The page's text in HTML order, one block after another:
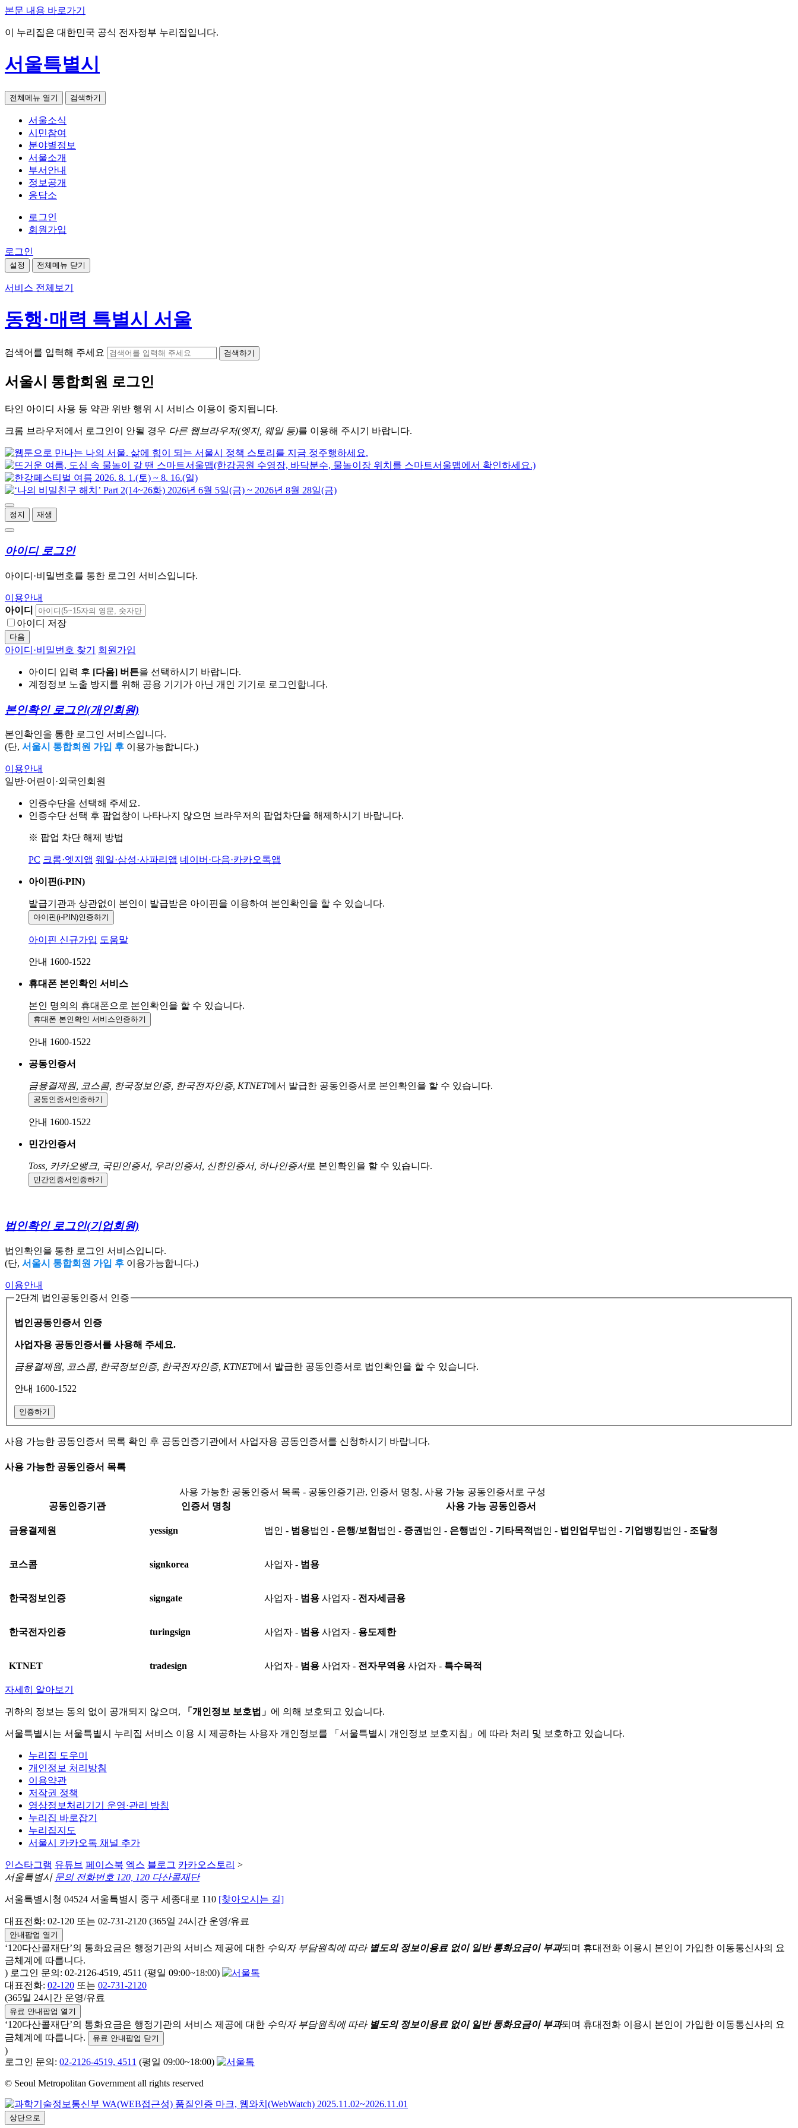
본문 내용 바로가기
이 누리집은 대한민국 공식 전자정부 누리집입니다.
서울특별시
전체메뉴 열기 검색하기
서울소식
시민참여
분야별정보
서울소개
부서안내
정보공개
응답소
로그인
회원가입
로그인
설정 전체메뉴 닫기
서비스 전체보기
동행·매력 특별시 서울
검색어를 입력해 주세요 검색하기
서울시 통합회원 로그인
타인 아이디 사용 등 약관 위반 행위 시 서비스 이용이 중지됩니다.
크롬 브라우저에서 로그인이 안될 경우 다른 웹브라우저(엣지, 웨일 등)를 이용해 주시기 바랍니다.
정지 재생
아이디 로그인
아이디·비밀번호를 통한 로그인 서비스입니다.
이용안내
아이디
아이디 저장
다음
아이디·비밀번호 찾기 회원가입
아이디 입력 후 [다음] 버튼을 선택하시기 바랍니다.
계정정보 노출 방지를 위해 공용 기기가 아닌 개인 기기로 로그인합니다.
본인확인 로그인(개인회원)
본인확인을 통한 로그인 서비스입니다.
(단, 서울시 통합회원 가입 후 이용가능합니다.)
이용안내
일반·어린이·외국인회원
인증수단을 선택해 주세요.
인증수단 선택 후 팝업창이 나타나지 않으면 브라우저의 팝업차단을 해제하시기 바랍니다.
※ 팝업 차단 해제 방법
PC 크롬·엣지앱 웨일·삼성·사파리앱 네이버·다음·카카오톡앱
아이핀(i-PIN)
발급기관과 상관없이 본인이 발급받은 아이핀을 이용하여 본인확인을 할 수 있습니다.
아이핀(i-PIN)인증하기
아이핀 신규가입 도움말
안내 1600-1522
휴대폰 본인확인 서비스
본인 명의의 휴대폰으로 본인확인을 할 수 있습니다.
휴대폰 본인확인 서비스인증하기
안내 1600-1522
공동인증서
금융결제원, 코스콤, 한국정보인증, 한국전자인증, KTNET에서 발급한 공동인증서로 본인확인을 할 수 있습니다.
공동인증서 인증하기
안내 1600-1522
민간인증서
Toss, 카카오뱅크, 국민인증서, 우리인증서, 신한인증서, 하나인증서로 본인확인을 할 수 있습니다.
민간인증서 인증하기
법인확인 로그인(기업회원)
법인확인을 통한 로그인 서비스입니다.
(단, 서울시 통합회원 가입 후 이용가능합니다.)
이용안내
2단계 법인공동인증서 인증
법인공동인증서 인증
사업자용 공동인증서를 사용해 주세요.
금융결제원, 코스콤, 한국정보인증, 한국전자인증, KTNET에서 발급한 공동인증서로 법인확인을 할 수 있습니다.
안내 1600-1522
인증하기
사용 가능한 공동인증서 목록 확인 후 공동인증기관에서 사업자용 공동인증서를 신청하시기 바랍니다.
사용 가능한 공동인증서 목록
사용 가능한 공동인증서 목록 - 공동인증기관, 인증서 명칭, 사용 가능 공동인증서로 구성
공동인증기관
인증서 명칭 사용 가능 공동인증서
금융결제원 yessign 법인 - 범용법인 - 은행/보험 법인 - 증권 법인 - 은행법인 - 기타목적 법인 - 법인업무법인 - 기업뱅킹법인 - 조달청
코스콤 signkorea 사업자 - 범용
한국정보인증 signgate 사업자 - 범용 사업자 - 전자세금용
한국전자인증 turingsign 사업자 - 범용 사업자 - 용도제한
KTNET tradesign 사업자 - 범용 사업자 - 전자무역용 사업자 - 특수목적
자세히 알아보기
귀하의 정보는 동의 없이 공개되지 않으며, 「개인정보 보호법」 에 의해 보호되고 있습니다.
서울특별시는 서울특별시 누리집 서비스 이용 시 제공하는 사용자 개인정보를 「서울특별시 개인정보 보호지침」에 따라 처리 및 보호하고 있습니다.
누리집 도우미
개인정보 처리방침
이용약관
저작권 정책
영상정보처리기기 운영·관리 방침
누리집 바로잡기
누리집지도
서울시 카카오톡 채널 추가
인스타그램 유튜브 페이스북 엑스 블로그 카카오스토리 >
서울특별시 문의 전화번호 120, 120 다산콜재단
서울특별시청 04524 서울특별시 중구 세종대로 110 [찾아오시는 길]
대표전화: 02-120 또는 02-731-2120 (365일 24시간 운영/유료
안내팝업 열기
‘120다산콜재단’의 통화요금은 행정기관의 서비스 제공에 대한 수익자 부담원칙에 따라 별도의 정보이용료 없이 일반 통화요금이 부과되며 휴대전화 이용시 본인이 가입한 이동통신사의 요
금체계에 따릅니다.
) 로그인 문의: 02-2126-4519, 4511 (평일 09:00~18:00)
대표전화: 02-120 또는 02-731-2120
(365일 24시간 운영/유료
유료 안내팝업 열기
‘120다산콜재단’의 통화요금은 행정기관의 서비스 제공에 대한 수익자 부담원칙에 따라 별도의 정보이용료 없이 일반 통화요금이 부과되며 휴대전화 이용시 본인이 가입한 이동통신사의 요
금체계에 따릅니다.
유료 안내팝업 닫기
)
로그인 문의: 02-2126-4519, 4511 (평일 09:00~18:00)
© Seoul Metropolitan Government all rights reserved
상단으로